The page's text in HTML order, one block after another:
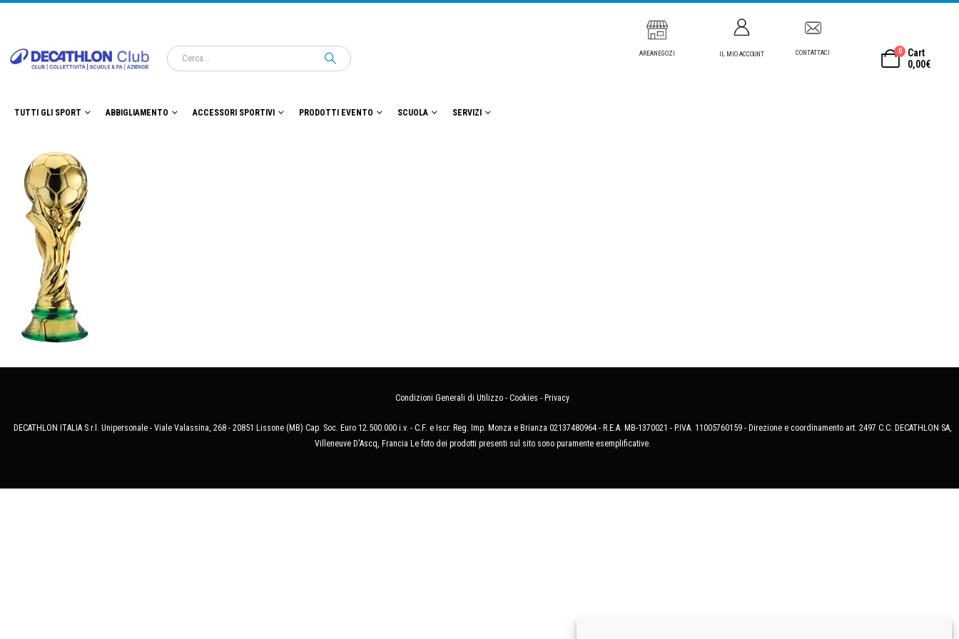
AREANEGOZI IL MIO ACCOUNT CONTATTACI 0
Cart
0,00€
TUTTI GLI SPORT ABBIGLIAMENTO ACCESSORI SPORTIVI PRODOTTI EVENTO SCUOLA SERVIZI
Condizioni Generali di Utilizzo - Cookies - Privacy
DECATHLON ITALIA S.r.l. Unipersonale - Viale Valassina, 268 - 20851 Lissone (MB) Cap. Soc. Euro 12.500.000 i.v. - C.F. e Iscr. Reg. Imp. Monza e Brianza 02137480964 - R.E.A. MB-1370021 - P.IVA. 11005760159 - Direzione e coordinamento art. 2497 C.C. DECATHLON SA,
Villeneuve D'Ascq, Francia Le foto dei prodotti presenti sul sito sono puramente esemplificative.